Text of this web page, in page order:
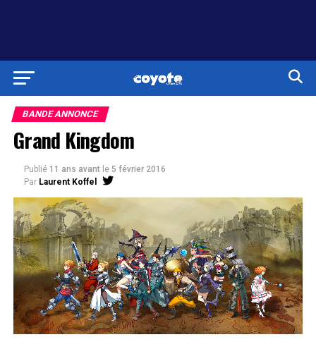
BANDE ANNONCE
Grand Kingdom
Publié 11 ans avant le 5 février 2016
Par Laurent Koffel